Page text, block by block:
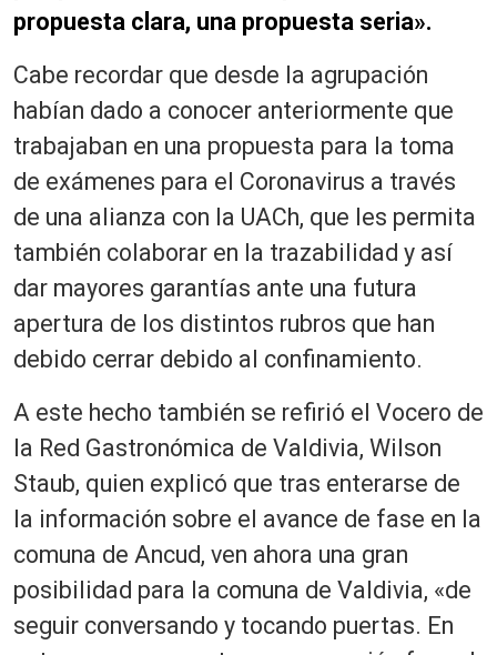
propuesta clara, una propuesta seria».
Cabe recordar que desde la agrupación
habían dado a conocer anteriormente que
trabajaban en una propuesta para la toma
de exámenes para el Coronavirus a través
de una alianza con la UACh, que les permita
también colaborar en la trazabilidad y así
dar mayores garantías ante una futura
apertura de los distintos rubros que han
debido cerrar debido al confinamiento.
A este hecho también se refirió el Vocero de
la Red Gastronómica de Valdivia, Wilson
Staub, quien explicó que tras enterarse de
la información sobre el avance de fase en la
comuna de Ancud, ven ahora una gran
posibilidad para la comuna de Valdivia, «de
seguir conversando y tocando puertas. En